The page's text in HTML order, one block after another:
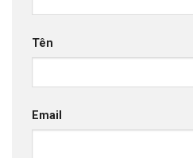
Tên
Email